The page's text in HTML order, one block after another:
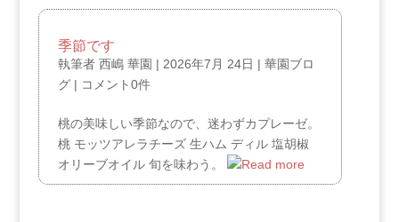
季節です
執筆者 西嶋 華園 | 2026年7月 24日 | 華園ブロ
グ| コメント0件
桃の美味しい季節なので、迷わずカプレーゼ。
桃 モッツアレラチーズ 生ハム ディル 塩胡椒
オリーブオイル 旬を味わう。